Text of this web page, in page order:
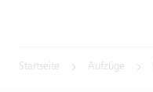
Startseite Aufzüge